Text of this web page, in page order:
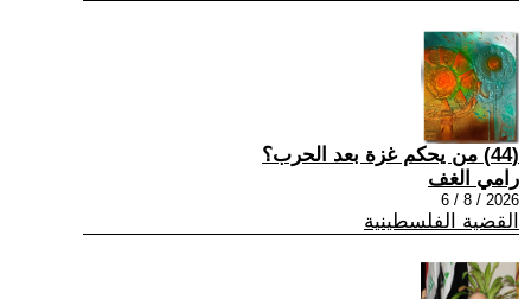
(44) من يحكم غزة بعد الحرب؟
رامي الغف
2026 / 8 / 6
القضية الفلسطينية